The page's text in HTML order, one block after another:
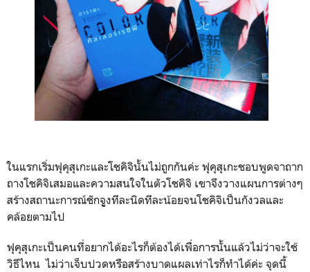
ในแรกเริ่มฟุคุสุเกะและโชคิจินั้นไม่ถูกกันค่ะ ฟุคุสุเกะชอบพูดจาถาก
ถางโชคิจิเสมอและความสนใจในตัวโชคิจิ ​ เขาจึงวางแผนการต่างๆ​
สร้างสถานะการณ์​ชักจูู​งทีละนิดทีละน้อยจนโชคิจิเป็นกังวลและ​
คล้อยตามไป
ฟุคุสุเกะเป็นคนที่อยากได้อะไรก็ต้องได้เพื่อการนั้นแล้วไม่ว่าจะใช้
วิธีไหน​ ไม่ว่าเจ็บปวดหรือสร้างบาดแผลเท่าไรก็ทำได้ค่ะ​ จุดนี้